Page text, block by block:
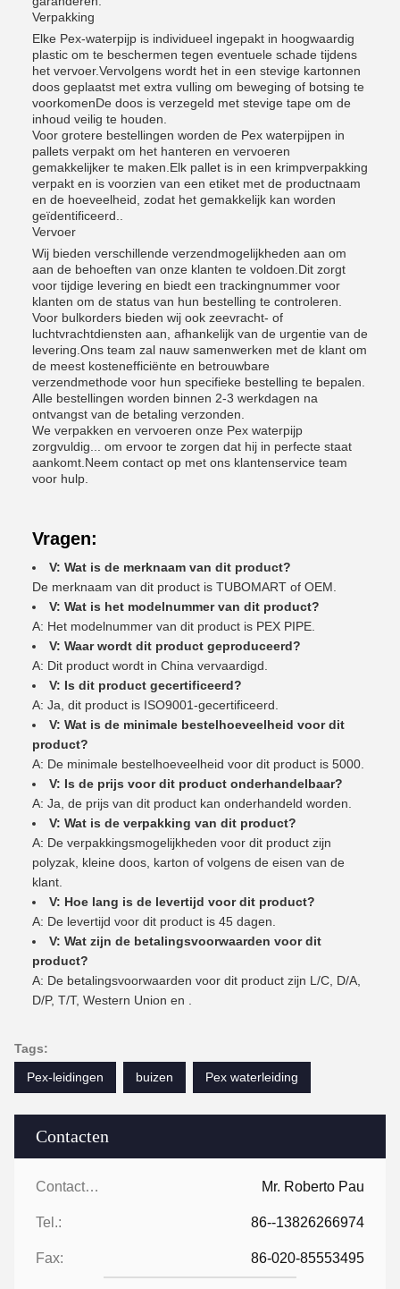
Contacten
Contacten: Mr. Roberto Pau
Tel.: 86--13826266974
Fax: 86-020-85553495
Verpakking
Elke Pex-waterpijp is individueel ingepakt in hoogwaardig
plastic om te beschermen tegen eventuele schade tijdens
het vervoer.Vervolgens wordt het in een stevige kartonnen
doos geplaatst met extra vulling om beweging of botsing te
voorkomenDe doos is verzegeld met stevige tape om de
inhoud veilig te houden.
Voor grotere bestellingen worden de Pex waterpijpen in
pallets verpakt om het hanteren en vervoeren
gemakkelijker te maken.Elk pallet is in een krimpverpakking
verpakt en is voorzien van een etiket met de productnaam
en de hoeveelheid, zodat het gemakkelijk kan worden
geïdentificeerd..
Vervoer
Wij bieden verschillende verzendmogelijkheden aan om
aan de behoeften van onze klanten te voldoen.Dit zorgt
voor tijdige levering en biedt een trackingnummer voor
klanten om de status van hun bestelling te controleren.
Voor bulkorders bieden wij ook zeevracht- of
luchtvrachtdiensten aan, afhankelijk van de urgentie van de
levering.Ons team zal nauw samenwerken met de klant om
de meest kostenefficiënte en betrouwbare
verzendmethode voor hun specifieke bestelling te bepalen.
Alle bestellingen worden binnen 2-3 werkdagen na
ontvangst van de betaling verzonden.
We verpakken en vervoeren onze Pex waterpijp
zorgvuldig... om ervoor te zorgen dat hij in perfecte staat
aankomt.Neem contact op met ons klantenservice team
voor hulp.
Vragen:
V: Wat is de merknaam van dit product?
De merknaam van dit product is TUBOMART of OEM.
V: Wat is het modelnummer van dit product?
A: Het modelnummer van dit product is PEX PIPE.
V: Waar wordt dit product geproduceerd?
A: Dit product wordt in China vervaardigd.
V: Is dit product gecertificeerd?
A: Ja, dit product is ISO9001-gecertificeerd.
V: Wat is de minimale bestelhoeveelheid voor dit
product?
A: De minimale bestelhoeveelheid voor dit product is 5000.
V: Is de prijs voor dit product onderhandelbaar?
A: Ja, de prijs van dit product kan onderhandeld worden.
V: Wat is de verpakking van dit product?
A: De verpakkingsmogelijkheden voor dit product zijn
polyzak, kleine doos, karton of volgens de eisen van de
klant.
V: Hoe lang is de levertijd voor dit product?
A: De levertijd voor dit product is 45 dagen.
V: Wat zijn de betalingsvoorwaarden voor dit
product?
A: De betalingsvoorwaarden voor dit product zijn L/C, D/A,
D/P, T/T, Western Union en .
Tags:
Pex-leidingen
buizen Pex waterleiding